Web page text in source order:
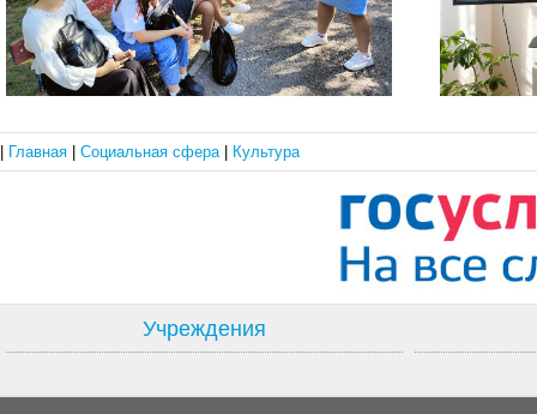
Главная Социальная сфера Культура
Учреждения